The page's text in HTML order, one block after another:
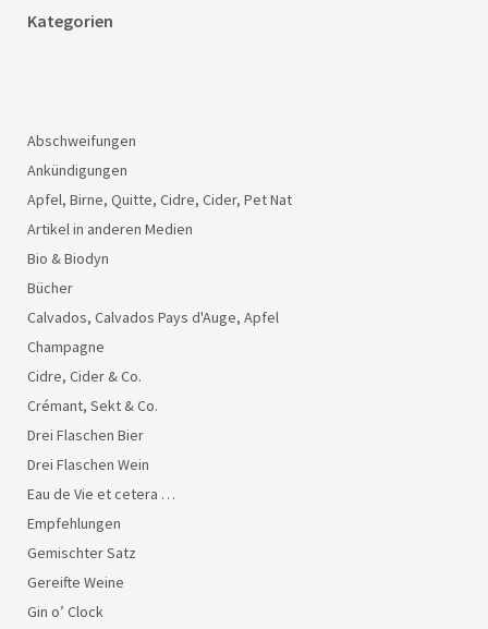
Kategorien
Abschweifungen
Ankündigungen
Apfel, Birne, Quitte, Cidre, Cider, Pet Nat
Artikel in anderen Medien
Bio & Biodyn
Bücher
Calvados, Calvados Pays d'Auge, Apfel
Champagne
Cidre, Cider & Co.
Crémant, Sekt & Co.
Drei Flaschen Bier
Drei Flaschen Wein
Eau de Vie et cetera …
Empfehlungen
Gemischter Satz
Gereifte Weine
Gin o’ Clock